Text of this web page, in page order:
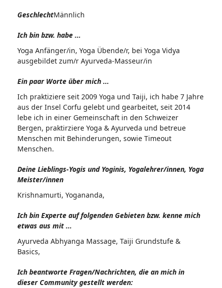
GeschlechtMännlich
Ich bin bzw. habe ...
Yoga Anfänger/in, Yoga Übende/r, bei Yoga Vidya
ausgebildet zum/r Ayurveda-Masseur/in
Ein paar Worte über mich ...
Ich praktiziere seit 2009 Yoga und Taiji, ich habe 7 Jahre
aus der Insel Corfu gelebt und gearbeitet, seit 2014
lebe ich in einer Gemeinschaft in den Schweizer
Bergen, praktirziere Yoga & Ayurveda und betreue
Menschen mit Behinderungen, sowie Timeout
Menschen.
Deine Lieblings-Yogis und Yoginis, Yogalehrer/innen, Yoga
Meister/innen
Krishnamurti, Yogananda,
Ich bin Experte auf folgenden Gebieten bzw. kenne mich
etwas aus mit ...
Ayurveda Abhyanga Massage, Taiji Grundstufe &
Basics,
Ich beantworte Fragen/Nachrichten, die an mich in
dieser Community gestellt werden: